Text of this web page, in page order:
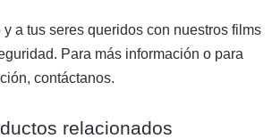
y a tus seres queridos con nuestros films
Para más información o para
contáctanos.
relacionados